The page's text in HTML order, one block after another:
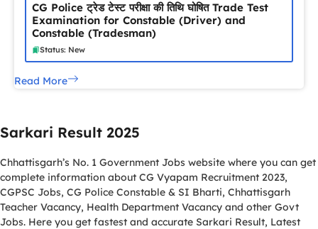
CG Police ट्रेड टेस्ट परीक्षा की तिथि घोषित Trade Test
Examination for Constable (Driver) and
Constable (Tradesman)
Status: New
Read More
Sarkari Result 2025
Chhattisgarh’s No. 1 Government Jobs website where you can get
complete information about CG Vyapam Recruitment 2023,
CGPSC Jobs, CG Police Constable & SI Bharti, Chhattisgarh
Teacher Vacancy, Health Department Vacancy and other Govt
Jobs. Here you get fastest and accurate Sarkari Result, Latest